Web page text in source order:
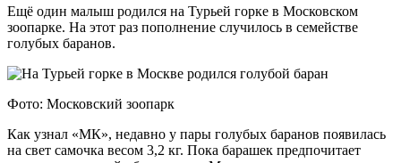
Ещё один малыш родился на Турьей горке в Московском
зоопарке. На этот раз пополнение случилось в семействе
голубых баранов.
Фото: Московский зоопарк
Как узнал «МК», недавно у пары голубых баранов появилась
на свет самочка весом 3,2 кг. Пока барашек предпочитает